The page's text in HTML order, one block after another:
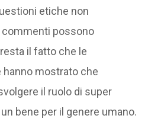
etiche non
possono
il fatto che le
hanno mostrato che
il ruolo di super
bene per il genere umano.